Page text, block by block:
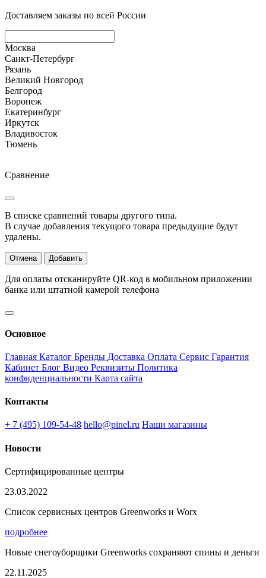
Доставляем заказы по всей России
Москва
Санкт-Петербург
Рязань
Великий Новгород
Белгород
Воронеж
Екатеринбург
Иркутск
Владивосток
Тюмень
Сравнение
В списке сравнений товары другого типа.
В случае добавления текущого товара предыдущие будут
удалены.
Отмена Добавить
Для оплаты отсканируйте QR-код в мобильном приложении
банка или штатной камерой телефона
Основное
Главная Каталог Бренды Доставка Оплата Сервис Гарантия
Кабинет Блог Видео Реквизиты Политика
конфиденциальности Карта сайта
Контакты
+ 7 (495) 109-54-48 hello@pinel.ru Наши магазины
Новости
Сертифицированные центры
23.03.2022
Список сервисных центров Greenworks и Worx
подробнее
Новые снегоуборщики Greenworks сохраняют спины и деньги
22.11.2025